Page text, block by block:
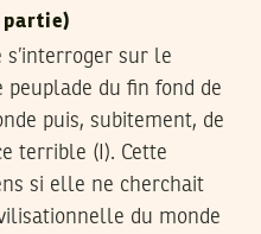
partie)
s’interroger sur le
peuplade du fin fond de
puis, subitement, de
terrible (I). Cette
si elle ne cherchait
du monde